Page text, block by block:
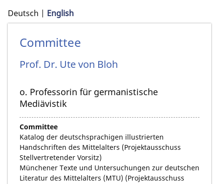
Deutsch English
Committee
Prof. Dr. Ute von Bloh
o. Professorin für germanistische
Mediävistik
Committee
Katalog der deutschsprachigen illustrierten
Handschriften des Mittelalters (Projektausschuss
Stellvertretender Vorsitz)
Münchener Texte und Untersuchungen zur deutschen
Literatur des Mittelalters (MTU) (Projektausschuss